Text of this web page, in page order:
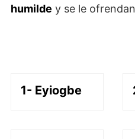
humilde y se le
1- Eyiogbe